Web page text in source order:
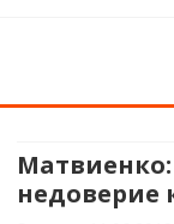
недоверие